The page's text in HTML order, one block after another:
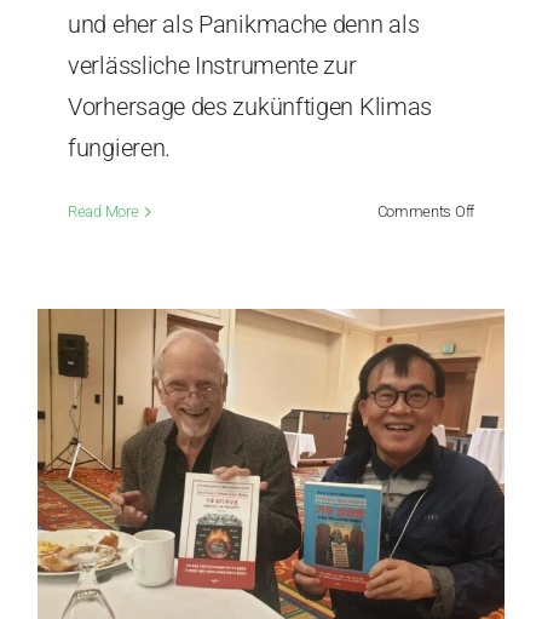
und eher als Panikmache denn als
verlässliche Instrumente zur
Vorhersage des zukünftigen Klimas
fungieren.
Read More Comments Offon
Park:
sind